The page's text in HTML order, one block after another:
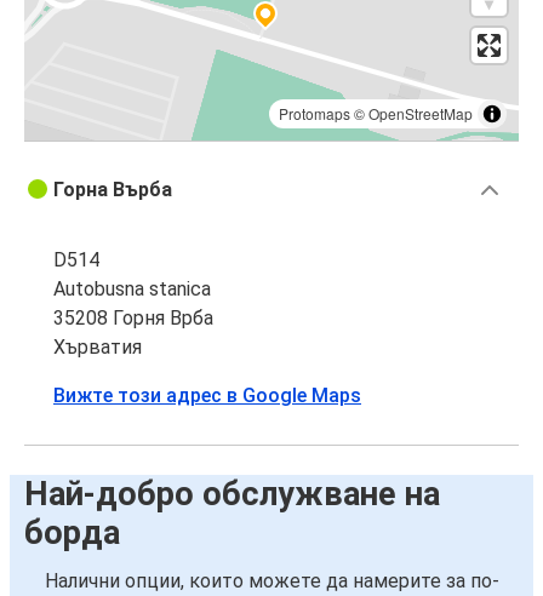
Protomaps©OpenStreetMap
Горна Върба
D514
Autobusna stanica
35208 Горня Врба
Хърватия
Вижте този адрес в Google Maps
Най-добро обслужване на
борда
Налични опции, които можете да намерите за по-